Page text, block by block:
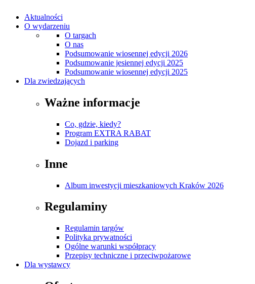
Aktualności
O wydarzeniu
O targach
O nas
Podsumowanie wiosennej edycji 2026
Podsumowanie jesiennej edycji 2025
Podsumowanie wiosennej edycji 2025
Dla zwiedzających
Ważne informacje
Co, gdzie, kiedy?
Program EXTRA RABAT
Dojazd i parking
Inne
Album inwestycji mieszkaniowych Kraków 2026
Regulaminy
Regulamin targów
Polityka prywatności
Ogólne warunki współpracy
Przepisy techniczne i przeciwpożarowe
Dla wystawcy